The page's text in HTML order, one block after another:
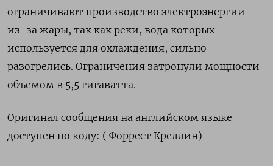
ограничивают производство электроэнергии
‌из-за жары, так как реки, вода которых
используется ‌для охлаждения, сильно
разогрелись. Ограничения затронули мощности
объемом в ​5,5 гигаватта.
Оригинал сообщения на английском языке
‌доступен по коду: ( Форрест Креллин)